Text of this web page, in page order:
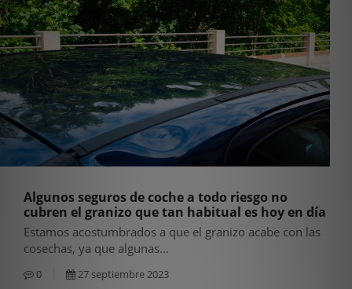
Algunos seguros de coche a todo riesgo no
cubren el granizo que tan habitual es hoy en día
Estamos acostumbrados a que el granizo acabe con las
cosechas, ya que algunas...
0 27 septiembre 2023